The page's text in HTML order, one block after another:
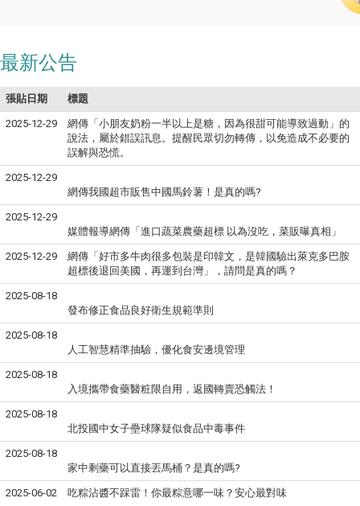
最新公告
張貼日期 標題
2025-12-29
網傳「小朋友奶粉一半以上是糖，因為很甜可能導致過動」的
說法，屬於錯誤訊息。提醒民眾切勿轉傳，以免造成不必要的
誤解與恐慌。
2025-12-29
網傳我國超市販售中國馬鈴薯！是真的嗎?
2025-12-29
媒體報導網傳「進口蔬菜農藥超標 以為沒吃，菜販曝真相」
2025-12-29
網傳「好市多牛肉很多包裝是印韓文，是韓國驗出萊克多巴胺
超標後退回美國，再運到台灣」，請問是真的嗎？
2025-08-18
發布修正食品良好衛生規範準則
2025-08-18
人工智慧精準抽驗，優化食安邊境管理
2025-08-18
入境攜帶食藥醫粧限自用，返國轉賣恐觸法！
2025-08-18
北投國中女子壘球隊疑似食品中毒事件
2025-08-18
家中剩藥可以直接丟馬桶？是真的嗎?
2025-06-02 吃粽沾醬不踩雷！你最粽意哪一味？安心最對味